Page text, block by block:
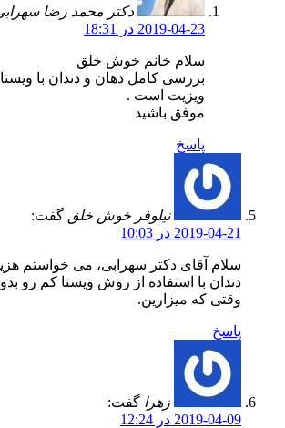
دکتر محمد رضا
2019-04-23 در 18:31
سلام خانم خوش خلق
بررسی کامل دهان و دندان با
ویزیت است .
موفق باشید
پاسخ
نیلوفر خوش خلق گفت:
2019-04-21 در 10:03
سلام آقای دکتر سهرابی، می خواستم
دندان با استفاده از روش ویستا کم رو
وقتی که میزارین.
پاسخ
زهرا گفت:
2019-04-09 در 12:24